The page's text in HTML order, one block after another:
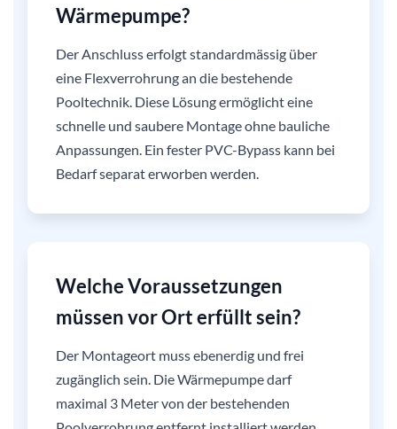
Wärmepumpe?
Der Anschluss erfolgt standardmässig über
eine Flexverrohrung an die bestehende
Pooltechnik. Diese Lösung ermöglicht eine
schnelle und saubere Montage ohne bauliche
Anpassungen. Ein fester PVC-Bypass kann bei
Bedarf separat erworben werden.
Welche Voraussetzungen
müssen vor Ort erfüllt sein?
Der Montageort muss ebenerdig und frei
zugänglich sein. Die Wärmepumpe darf
maximal 3 Meter von der bestehenden